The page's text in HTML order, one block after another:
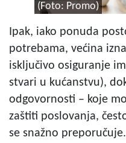
(Foto: Promo)
Ipak, iako ponuda
potrebama, većina
isključivo osiguranje
stvari u kućanstvu),
odgovornosti – koje
zaštiti poslovanja,
se snažno